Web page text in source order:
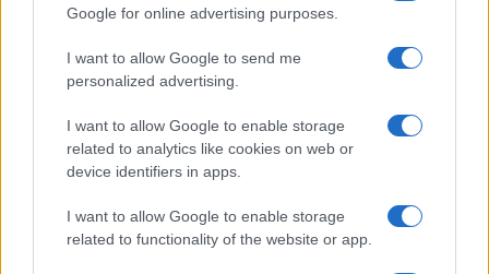
Google for online advertising purposes.
I want to allow Google to send me
personalized advertising.
I want to allow Google to enable storage
related to analytics like cookies on web or
device identifiers in apps.
I want to allow Google to enable storage
related to functionality of the website or app.